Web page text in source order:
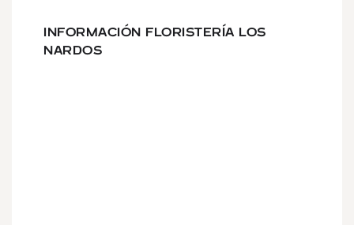
INFORMACIÓN FLORISTERÍA LOS
NARDOS